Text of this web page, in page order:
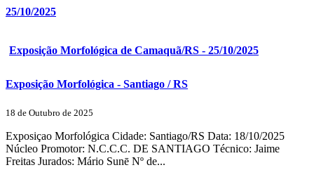
25/10/2025
Exposição Morfológica de Camaquã/RS - 25/10/2025
Exposição Morfológica - Santiago / RS
18 de Outubro de 2025
Exposiçao Morfológica Cidade: Santiago/RS Data: 18/10/2025
Núcleo Promotor: N.C.C.C. DE SANTIAGO Técnico: Jaime
Freitas Jurados: Mário Sunē Nº de...